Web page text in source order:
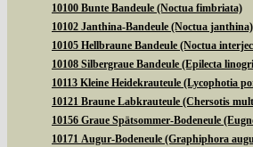
10100 Bunte Bandeule (Noctua fimbriata)
10102 Janthina-Bandeule (Noctua janthina)
10105 Hellbraune Bandeule (Noctua
10108 Silbergraue Bandeule (Epilecta
10113 Kleine Heidekrauteule (Lycophotia
10121 Braune Labkrauteule (Chersotis
10156 Graue Spätsommer-Bodeneule
10171 Augur-Bodeneule (Graphiphora